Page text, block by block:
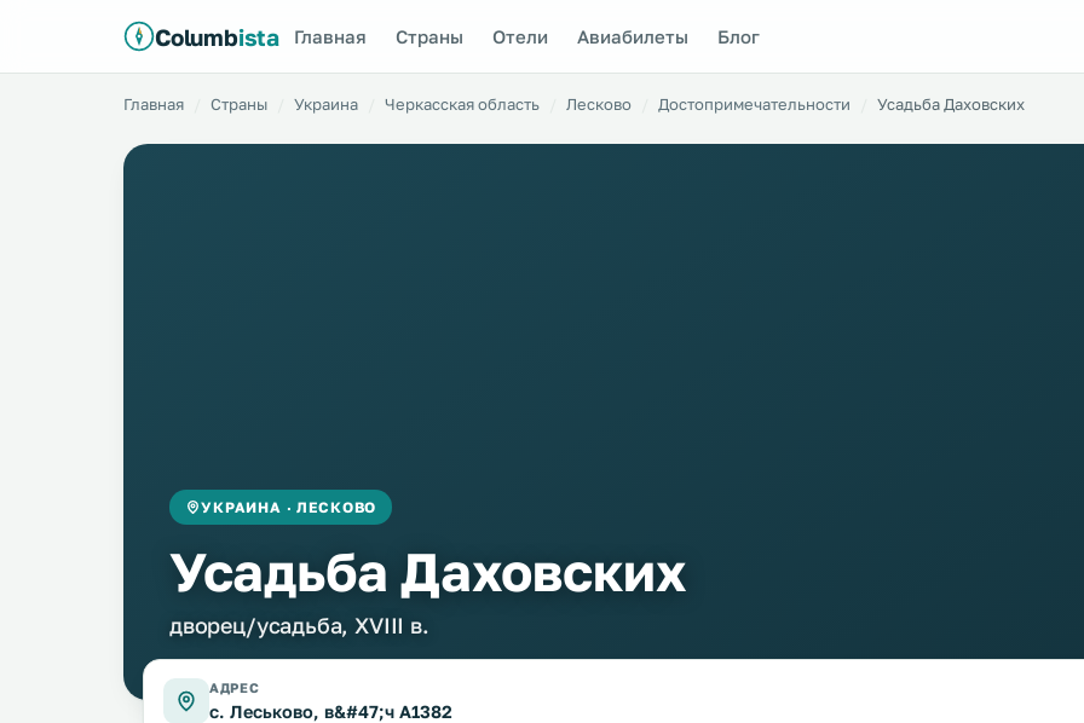
Columbista Главная Страны Отели Авиабилеты Блог
Главная Страны Украина Черкасская область Лесково Достопримечательности Усадьба Даховских
УКРАИНА · ЛЕСКОВО
Усадьба Даховских
дворец/усадьба, XVIII в.
АДРЕС
с. Леськово, в&#47;ч А1382